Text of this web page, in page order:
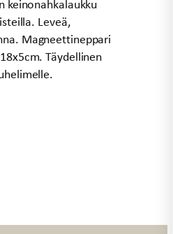
keinonahkalaukku
Leveä,
Magneettineppari
Täydellinen